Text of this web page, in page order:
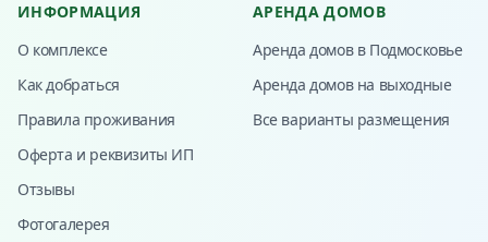
ИНФОРМАЦИЯ
О комплексе
Как добраться
Правила проживания
Оферта и реквизиты ИП
Отзывы
Фотогалерея
АРЕНДА ДОМОВ
Аренда домов в Подмосковье
Аренда домов на выходные
Все варианты размещения